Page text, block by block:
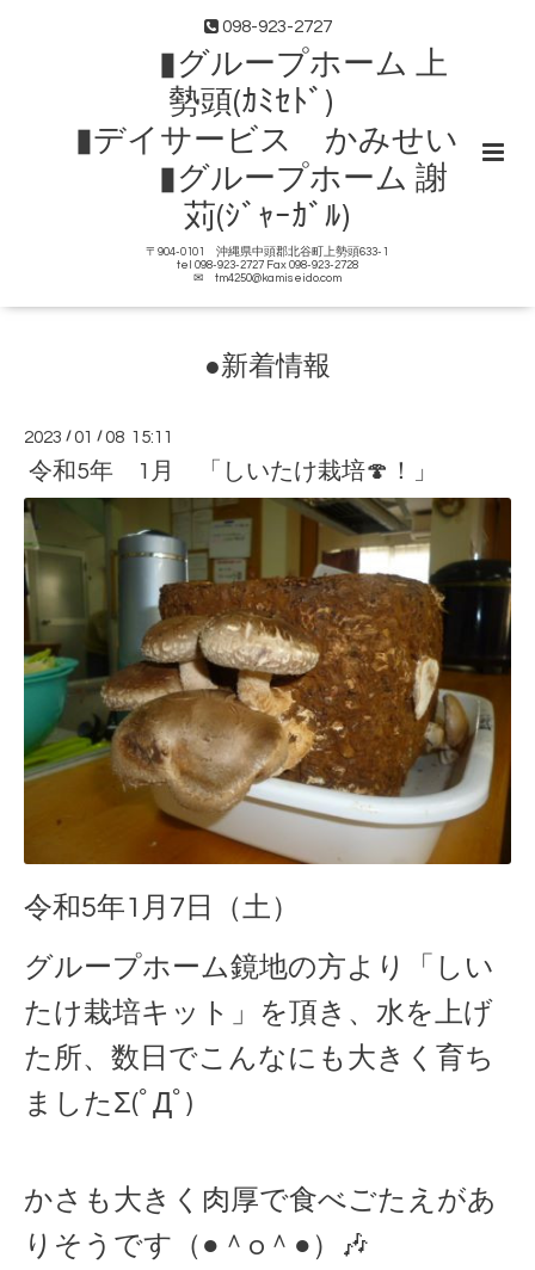
098-923-2727
▮グループホーム 上
勢頭(ｶﾐｾﾄﾞ)
▮デイサービス かみせい
▮グループホーム 謝
苅(ｼﾞｬｰｶﾞﾙ)
〒904-0101 沖縄県中頭郡北谷町上勢頭633-1
tel 098-923-2727 Fax 098-923-2728
✉ tm4250@kamiseido.com
●新着情報
2023 /01 /08 15:11
令和5年 1月 「しいたけ栽培🍄！」
令和5年1月7日（土）
グループホーム鏡地の方より「しい
たけ栽培キット」を頂き、水を上げ
た所、数日でこんなにも大きく育ち
ましたΣ(ﾟДﾟ)
かさも大きく肉厚で食べごたえがあ
りそうです（●＾o＾●）🎶